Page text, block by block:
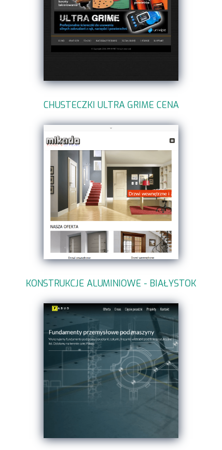
CHUSTECZKI ULTRA GRIME CENA
KONSTRUKCJE ALUMINIOWE - BIAŁYSTOK